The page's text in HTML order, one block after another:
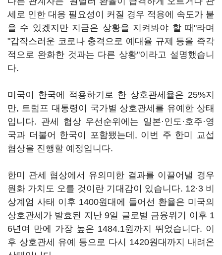
세로 인한 대응 필요성이 커질 경우 적용에 속도가 붙
을 수 있겠지만 지금은 상황을 지켜봐야 할 때"라며
"갑작스러운 코로나 충격으로 예대율 규제 등을 즉각
적으로 완화한 것과는 다른 상황"이라고 설명했습니
다.
미국이 한국에 적용하기로 한 상호관세율은 25%지
만, 트럼프 대통령이 국가별 상호관세를 유예한 상태
입니다. 관세 협상 우선순위에는 일본·인도·호주·영
국과 더불어 한국이 포함됐는데, 이번 주 한미 교섭
협상을 진행할 예정입니다.
한미 관세 협상에서 유의미한 결과를 이끌어낼 경우
원화 가치도 오를 것이란 기대감이 있습니다. 12·3 비
상계엄 사태 이후 1400원대에 들어선 환율은 미국의
상호관세가 발효된 지난 9일 글로벌 금융위기 이후 1
6년여 만에 가장 높은 1484.1원까지 뛰었습니다. 이
후 상호관세 유예 등으로 다시 1420원대까지 내려온